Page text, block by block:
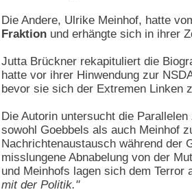
Die Andere, Ulrike Meinhof, hatte
Fraktion und erhängte sich in ihrer
Jutta Brückner rekapituliert die
hatte vor ihrer Hinwendung zur
bevor sie sich der Extremen Linken
Die Autorin untersucht die
sowohl Goebbels als auch Meinhof
Nachrichtenaustausch während der
misslungene Abnabelung von der
und Meinhofs lagen sich dem Terror
mit der Politik."